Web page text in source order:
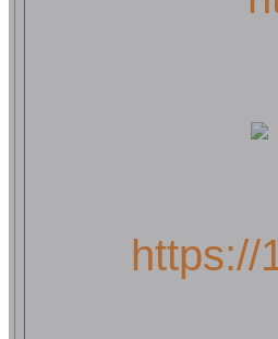
https://